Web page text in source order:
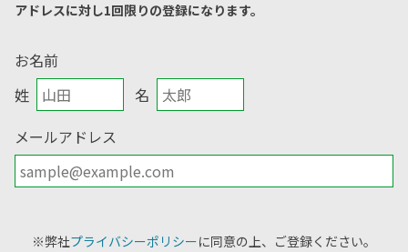
アドレスに対し1回限りの登録になります。
お名前
姓
名
メールアドレス
※弊社プライバシーポリシーに同意の上、ご登録ください。